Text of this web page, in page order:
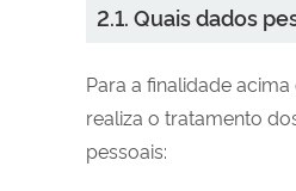
2.1. Quais dados
Para a finalidade
realiza o tratamento
pessoais: